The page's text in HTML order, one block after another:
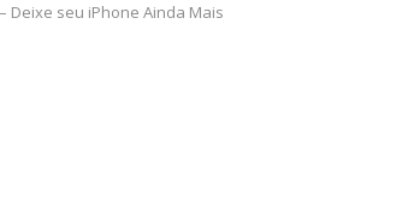
Deixe seu iPhone Ainda Mais